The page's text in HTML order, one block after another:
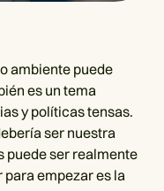
ambiente puede
es un tema
y políticas tensas.
ser nuestra
puede ser realmente
para empezar es la